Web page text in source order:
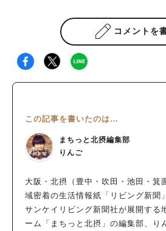
コメントを
この記事を書いたのは…
まちっと北摂編集部
りんご
大阪・北摂（豊中・吹田・池田・箕
域密着の生活情報紙「リビング新聞
サンケイリビング新聞社が展開する
ーム「まちっと北摂」の編集部、り